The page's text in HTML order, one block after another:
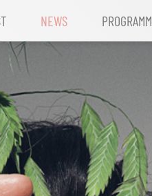
NEWS PROGRAMM